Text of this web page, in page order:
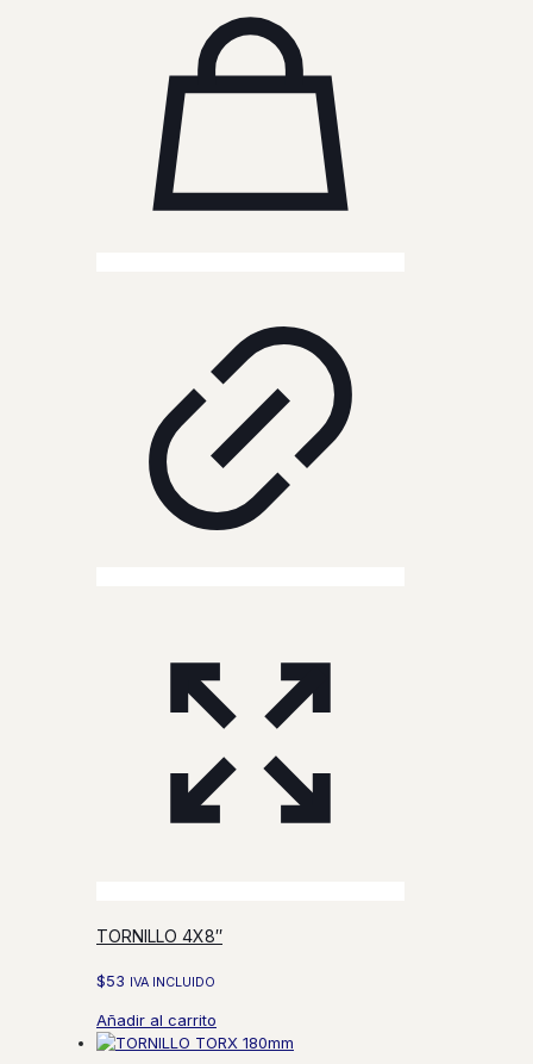
TORNILLO 4X8″
$53 IVA INCLUIDO
Añadir al carrito